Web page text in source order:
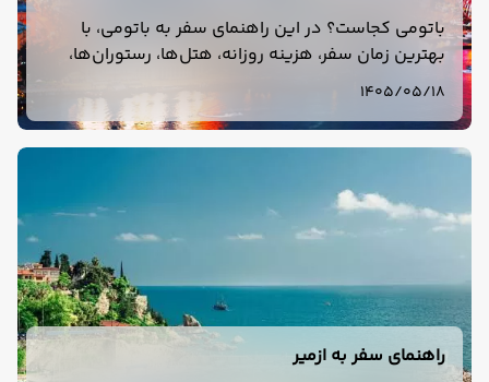
باتومی کجاست؟ در این راهنمای سفر به باتومی، با
بهترین زمان سفر، هزینه روزانه، هتل‌ها، رستوران‌ها،
جاهای دیدنی و نحوه سفر به باتومی گرجستان آشنا
1405/05/18
راهنمای سفر به ازمیر